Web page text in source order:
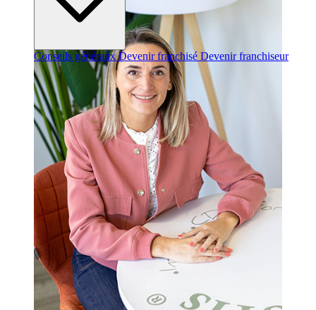
Conseils généraux Devenir franchisé Devenir franchiseur